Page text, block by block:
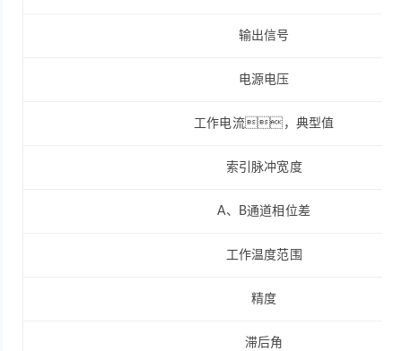
输出信号
电源电压
工作电流，典型值
索引脉冲宽度
A、B通道相位差
工作温度范围
精度
滞后角